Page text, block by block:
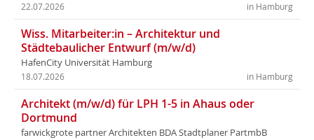
in Hamburg
22.07.2026
Wiss. Mitarbeiter:in – Architektur und
Städtebaulicher Entwurf (m/w/d)
HafenCity Universität Hamburg
in Hamburg
18.07.2026
Architekt (m/w/d) für LPH 1-5 in Ahaus oder
Dortmund
farwickgrote partner Architekten BDA Stadtplaner PartmbB